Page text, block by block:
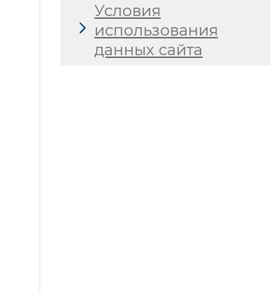
Условия
использования
данных сайта